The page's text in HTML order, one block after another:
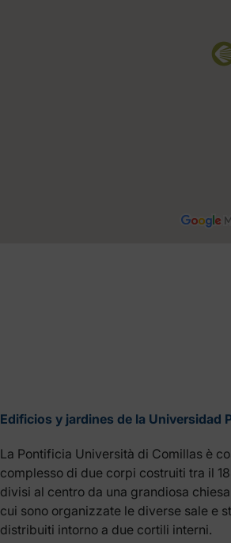
Edificios y jardines de la Universidad
La Pontificia Università di Comillas è
complesso di due corpi costruiti tra il
divisi al centro da una grandiosa
cui sono organizzate le diverse sale e
distribuiti intorno a due cortili interni.